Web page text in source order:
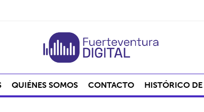
QUIÉNES SOMOS CONTACTO HISTÓRICO